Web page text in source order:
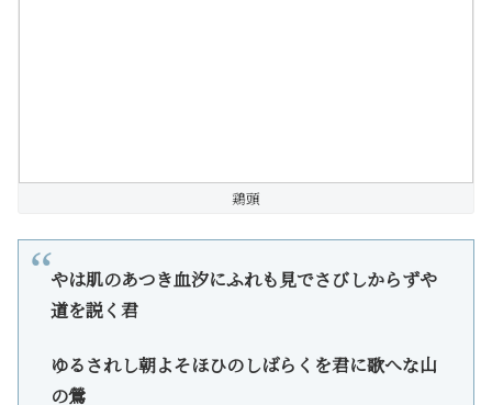
鶏頭
やは肌のあつき血汐にふれも見でさびしからずや
道を説く君
ゆるされし朝よそほひのしばらくを君に歌へな山
の鶯